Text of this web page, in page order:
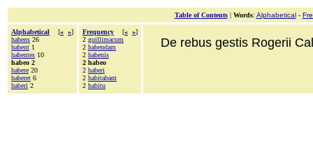
Table of Contents| Words: Alphabetical-
Alphabetical [« »]
habens 26
habent 1
habentes 10
habeo 2
habere 20
haberet 6
haberi 2
Frequency [« »]
2 guillimacum
2 habendam
2 habenis
2 habeo
2 haberi
2 habitabant
2 habitu
De rebus gestis Rogerii